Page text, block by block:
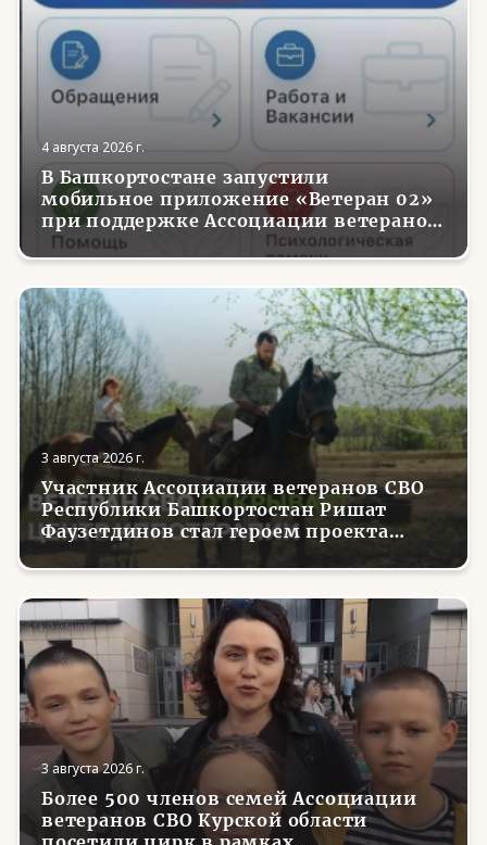
4 августа 2026 г.
В Башкортостане запустили
мобильное приложение «Ветеран 02»
при поддержке Ассоциации ветеранов
СВО
3 августа 2026 г.
Участник Ассоциации ветеранов СВО
Республики Башкортостан Ришат
Фаузетдинов стал героем проекта
телеканала RT.Док «Держи удар! С
Николаем Валуевым»
3 августа 2026 г.
Более 500 членов семей Ассоциации
ветеранов СВО Курской области